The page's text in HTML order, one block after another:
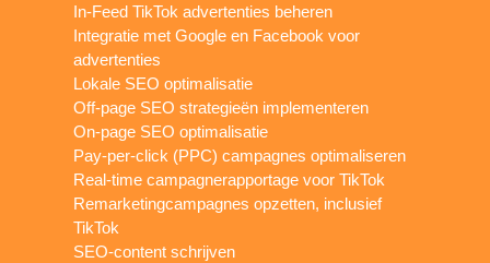
In-Feed TikTok advertenties beheren
Integratie met Google en Facebook voor
advertenties
Lokale SEO optimalisatie
Off-page SEO strategieën implementeren
On-page SEO optimalisatie
Pay-per-click (PPC) campagnes optimaliseren
Real-time campagnerapportage voor TikTok
Remarketingcampagnes opzetten, inclusief
TikTok
SEO-content schrijven